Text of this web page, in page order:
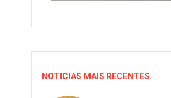
NOTICIAS MAIS RECENTES